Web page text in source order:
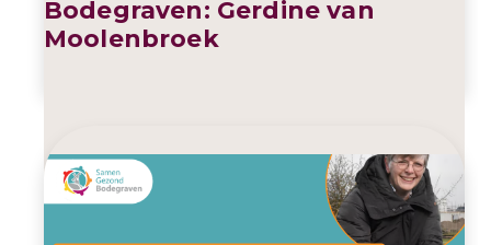
Bodegraven: Gerdine van
Moolenbroek